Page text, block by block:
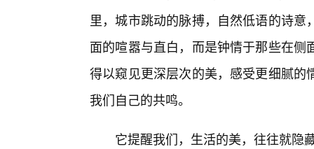
里，城市跳动的脉搏，自然低语的诗
面的喧嚣与直白，而是钟情于那些在
得以窥见更深层次的美，感受更细腻
我们自己的共鸣。
它提醒我们，生活的美，往往就隐